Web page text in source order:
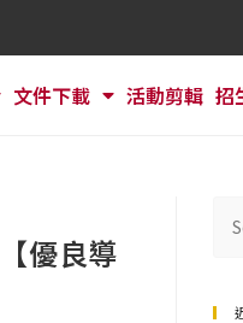
文件下載 活動剪輯 招
優良導